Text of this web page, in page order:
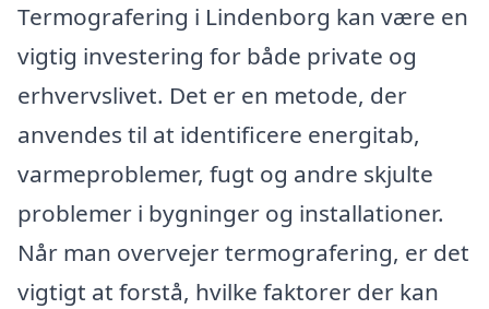
Termografering i Lindenborg kan være en
vigtig investering for både private og
erhvervslivet. Det er en metode, der
anvendes til at identificere energitab,
varmeproblemer, fugt og andre skjulte
problemer i bygninger og installationer.
Når man overvejer termografering, er det
vigtigt at forstå, hvilke faktorer der kan